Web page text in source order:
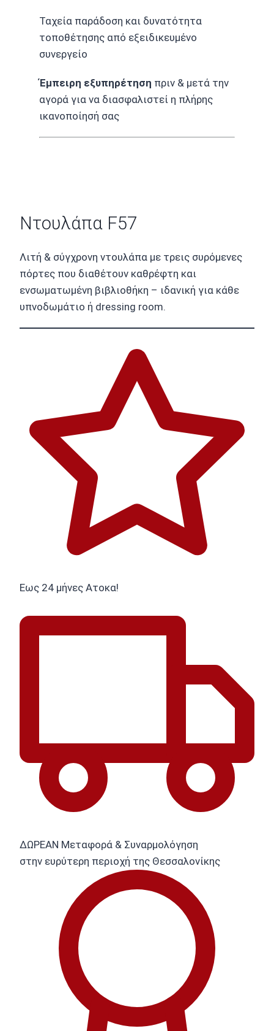
Ταχεία παράδοση και δυνατότητα
τοποθέτησης από εξειδικευμένο
συνεργείο
Έμπειρη εξυπηρέτηση πριν & μετά την
αγορά για να διασφαλιστεί η πλήρης
ικανοποίησή σας
Ντουλάπα F57
Λιτή & σύγχρονη ντουλάπα με τρεις συρόμενες
πόρτες που διαθέτουν καθρέφτη και
ενσωματωμένη βιβλιοθήκη – ιδανική για κάθε
υπνοδωμάτιο ή dressing room.
Εως 24 μήνες Ατοκα!
ΔΩΡΕΑΝ Μεταφορά & Συναρμολόγηση
στην ευρύτερη περιοχή της Θεσσαλονίκης